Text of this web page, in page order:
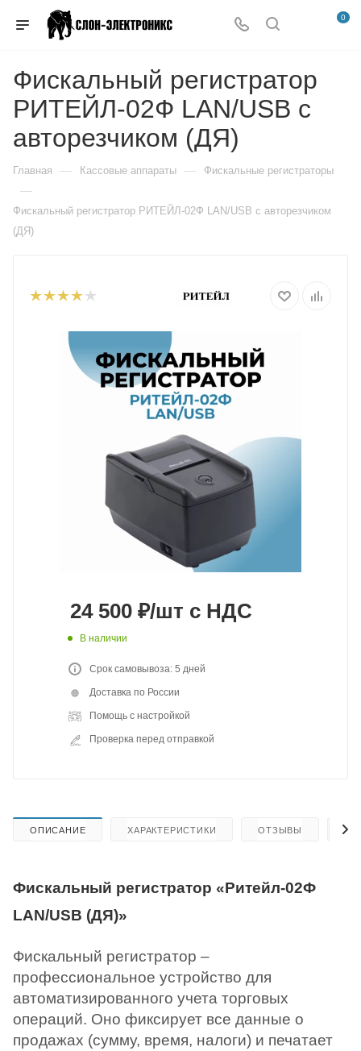
0
Фискальный регистратор
РИТЕЙЛ-02Ф LAN/USB с
авторезчиком (ДЯ)
Главная — Кассовые аппараты — Фискальные регистраторы
—
Фискальный регистратор РИТЕЙЛ-02Ф LAN/USB с авторезчиком
(ДЯ)
24 500 ₽/шт с НДС
В наличии
Срок самовывоза: 5 дней
Доставка по России
Помощь с настройкой
Проверка перед отправкой
ОПИСАНИЕ ХАРАКТЕРИСТИКИ ОТЗЫВЫ
Фискальный регистратор «Ритейл-02Ф
LAN/USB (ДЯ)»
Фискальный регистратор –
профессиональное устройство для
автоматизированного учета торговых
операций. Оно фиксирует все данные о
продажах (сумму, время, налоги) и печатает